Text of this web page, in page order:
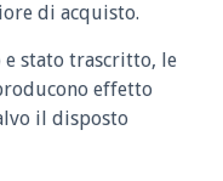
di acquisto.
e stato trascritto, le
effetto
il disposto